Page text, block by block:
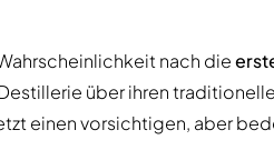
nach die
über ihren
einen vorsichtigen, aber